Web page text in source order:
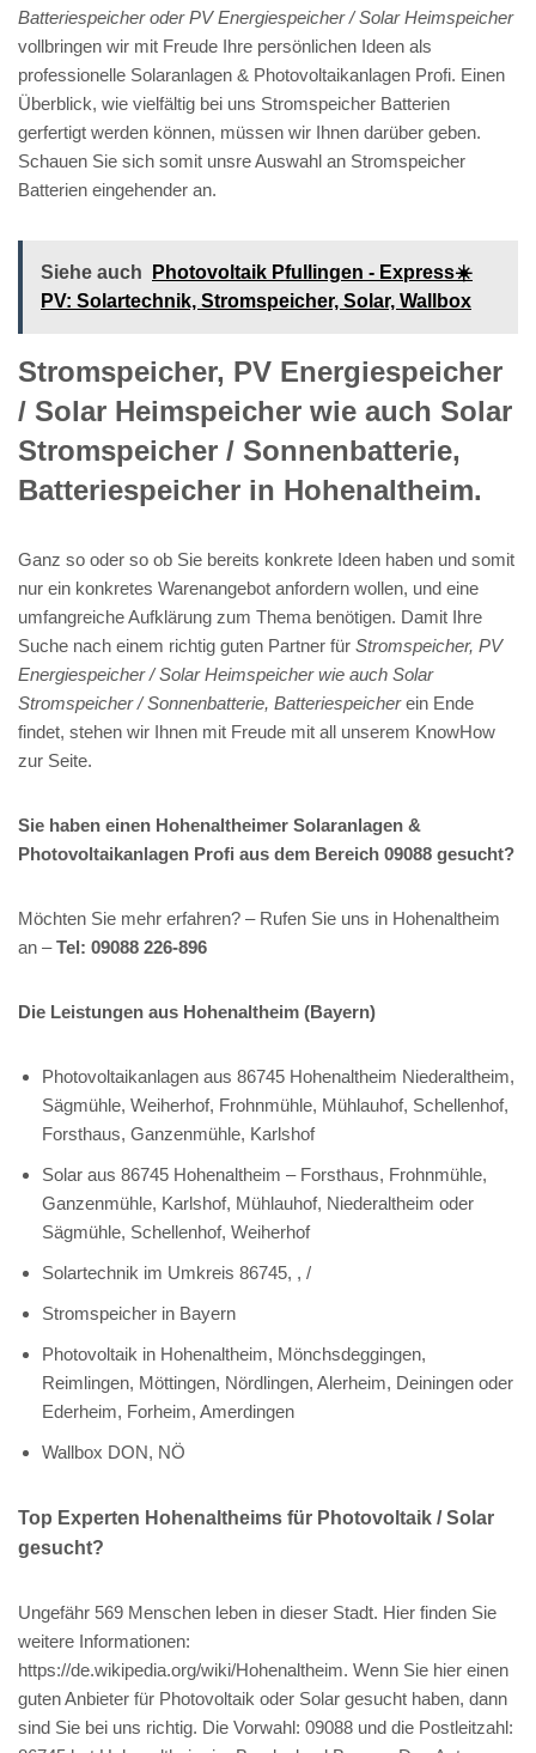
Batteriespeicher oder PV Energiespeicher / Solar Heimspeicher
vollbringen wir mit Freude Ihre persönlichen Ideen als
professionelle Solaranlagen & Photovoltaikanlagen Profi. Einen
Überblick, wie vielfältig bei uns Stromspeicher Batterien
gerfertigt werden können, müssen wir Ihnen darüber geben.
Schauen Sie sich somit unsre Auswahl an Stromspeicher
Batterien eingehender an.
Siehe auch
Photovoltaik Pfullingen - Express☀️
PV️: Solartechnik, Stromspeicher, Solar, Wallbox
Stromspeicher, PV Energiespeicher
/ Solar Heimspeicher wie auch Solar
Stromspeicher / Sonnenbatterie,
Batteriespeicher in Hohenaltheim.
Ganz so oder so ob Sie bereits konkrete Ideen haben und somit
nur ein konkretes Warenangebot anfordern wollen, und eine
umfangreiche Aufklärung zum Thema benötigen. Damit Ihre
Suche nach einem richtig guten Partner für Stromspeicher, PV
Energiespeicher / Solar Heimspeicher wie auch Solar
Stromspeicher / Sonnenbatterie, Batteriespeicherein Ende
findet, stehen wir Ihnen mit Freude mit all unserem KnowHow
zur Seite.
Sie haben einen Hohenaltheimer Solaranlagen &
Photovoltaikanlagen Profi aus dem Bereich 09088 gesucht?
Möchten Sie mehr erfahren? – Rufen Sie uns in Hohenaltheim
an –Tel: 09088 226-896
Die Leistungen aus Hohenaltheim (Bayern)
Photovoltaikanlagen aus 86745 Hohenaltheim Niederaltheim,
Sägmühle, Weiherhof, Frohnmühle, Mühlauhof, Schellenhof,
Forsthaus, Ganzenmühle, Karlshof
Solar aus 86745 Hohenaltheim – Forsthaus, Frohnmühle,
Ganzenmühle, Karlshof, Mühlauhof, Niederaltheim oder
Sägmühle, Schellenhof, Weiherhof
Solartechnik im Umkreis 86745, , /
Stromspeicher in Bayern
Photovoltaik in Hohenaltheim, Mönchsdeggingen,
Reimlingen, Möttingen, Nördlingen, Alerheim, Deiningen oder
Ederheim, Forheim, Amerdingen
Wallbox DON, NÖ
Top Experten Hohenaltheims für Photovoltaik / Solar
gesucht?
Ungefähr 569 Menschen leben in dieser Stadt. Hier finden Sie
weitere Informationen:
https://de.wikipedia.org/wiki/Hohenaltheim. Wenn Sie hier einen
guten Anbieter für Photovoltaik oder Solar gesucht haben, dann
sind Sie bei uns richtig. Die Vorwahl: 09088 und die Postleitzahl: